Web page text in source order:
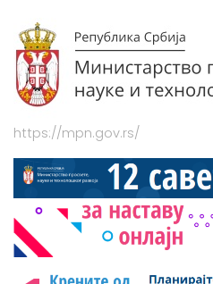
https://mpn.gov.rs/